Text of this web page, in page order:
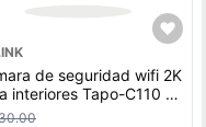
de seguridad wifi 2K
interiores Tapo-C110 +
GB - Tp-Link